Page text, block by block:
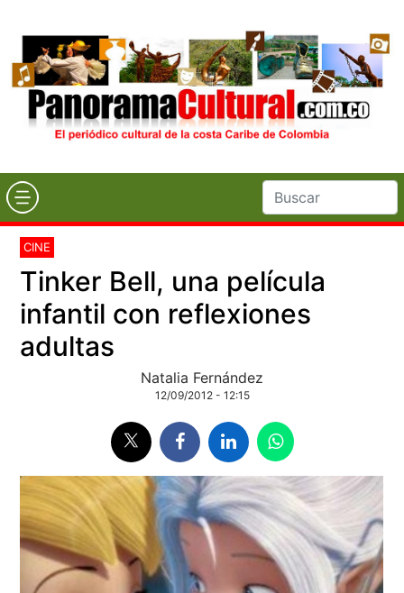
CINE
Tinker Bell, una película
infantil con reflexiones
adultas
Natalia Fernández
12/09/2012 - 12:15